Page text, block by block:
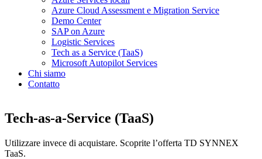
Azure Cloud Assessment e Migration Service
Demo Center
SAP on Azure
Logistic Services
Tech as a Service (TaaS)
Microsoft Autopilot Services
Chi siamo
Contatto
Tech-as-a-Service (TaaS)
Utilizzare invece di acquistare. Scoprite l’offerta TD SYNNEX
TaaS.